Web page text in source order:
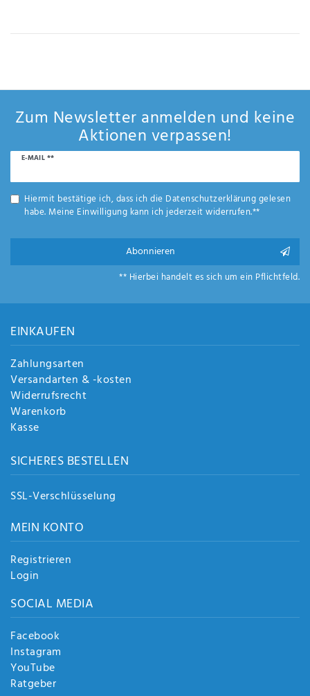
Hiermit
ich die
Daten­
gelesen
rag
e
sen
de
n
Zum Newsletter anmelden und keine
Aktionen verpassen!
E-MAIL **
Newsletter
Hiermit bestätige ich, dass ich die Daten­schutz­erklärunggelesen
habe. Meine Einwilligung kann ich jederzeit widerrufen.**
Abonnieren
** Hierbei handelt es sich um ein Pflichtfeld.
EINKAUFEN
Zahlungsarten
Versandarten & -kosten
Widerrufsrecht
Warenkorb
Kasse
SICHERES BESTELLEN
SSL-Verschlüsselung
MEIN KONTO
Registrieren
Login
SOCIAL MEDIA
Facebook
Instagram
YouTube
Ratgeber